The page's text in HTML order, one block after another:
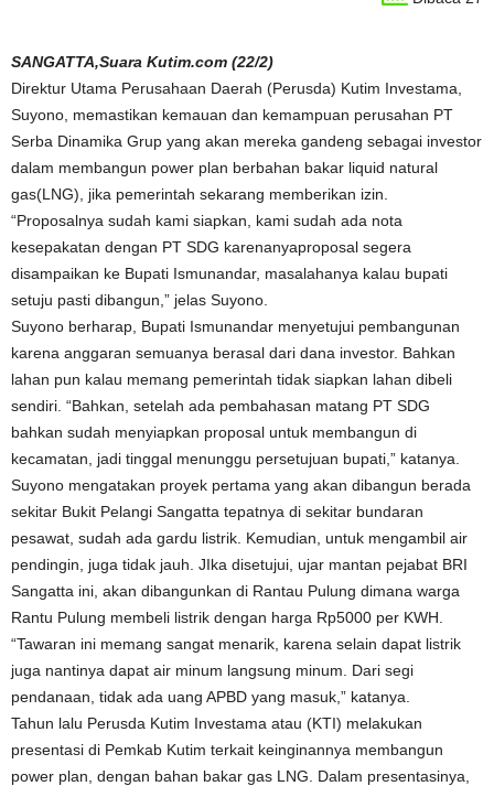
SANGATTA,Suara Kutim.com (22/2)
Direktur Utama Perusahaan Daerah (Perusda) Kutim Investama,
Suyono, memastikan kemauan dan kemampuan perusahan PT
Serba Dinamika Grup yang akan mereka gandeng sebagai investor
dalam membangun power plan berbahan bakar liquid natural
gas(LNG), jika pemerintah sekarang memberikan izin.
“Proposalnya sudah kami siapkan, kami sudah ada nota
kesepakatan dengan PT SDG karenanyaproposal segera
disampaikan ke Bupati Ismunandar, masalahanya kalau bupati
setuju pasti dibangun,” jelas Suyono.
Suyono berharap, Bupati Ismunandar menyetujui pembangunan
karena anggaran semuanya berasal dari dana investor. Bahkan
lahan pun kalau memang pemerintah tidak siapkan lahan dibeli
sendiri. “Bahkan, setelah ada pembahasan matang PT SDG
bahkan sudah menyiapkan proposal untuk membangun di
kecamatan, jadi tinggal menunggu persetujuan bupati,” katanya.
Suyono mengatakan proyek pertama yang akan dibangun berada
sekitar Bukit Pelangi Sangatta tepatnya di sekitar bundaran
pesawat, sudah ada gardu listrik. Kemudian, untuk mengambil air
pendingin, juga tidak jauh. JIka disetujui, ujar mantan pejabat BRI
Sangatta ini, akan dibangunkan di Rantau Pulung dimana warga
Rantu Pulung membeli listrik dengan harga Rp5000 per KWH.
“Tawaran ini memang sangat menarik, karena selain dapat listrik
juga nantinya dapat air minum langsung minum. Dari segi
pendanaan, tidak ada uang APBD yang masuk,” katanya.
Tahun lalu Perusda Kutim Investama atau (KTI) melakukan
presentasi di Pemkab Kutim terkait keinginannya membangun
power plan, dengan bahan bakar gas LNG. Dalam presentasinya,